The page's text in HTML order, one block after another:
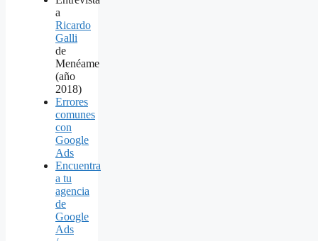
a
Ricardo
Galli
de
Menéame
(año
2018)
Errores
comunes
con
Google
Ads
Encuentra
a tu
agencia
de
Google
Ads